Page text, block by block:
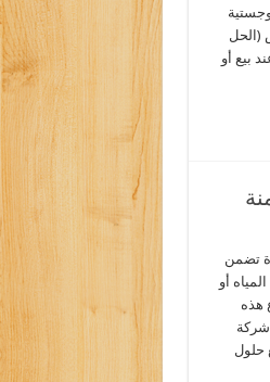
(الحل
بيع أو
تضمن
أو
هذه
شركة
حلول